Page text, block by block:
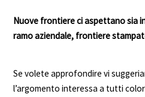
Nuove frontiere ci aspettano sia
ramo aziendale, frontiere
Se volete approfondire vi
l’argomento interessa a tutti